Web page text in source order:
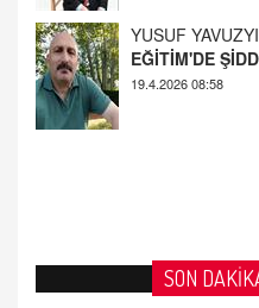
AHMED
OKUL
GERÇEK!
SON